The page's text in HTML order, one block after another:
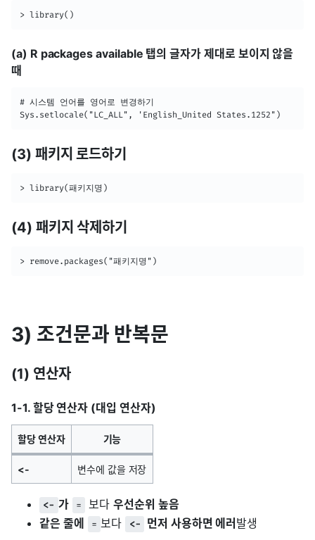
> library()
(a) R packages available 탭의 글자가 제대로 보이지 않을
때
# 시스템 언어를 영어로 변경하기
Sys.setlocale("LC_ALL", 'English_United States.1252")
(3) 패키지 로드하기
> library(패키지명)
(4) 패키지 삭제하기
> remove.packages("패키지명")
3) 조건문과 반복문
(1) 연산자
1-1. 할당 연산자 (대입 연산자)
할당 연산자 기능
<- 변수에 값을 저장
<- 가 = 보다우선순위 높음
같은 줄에
= 보다 <- 먼저 사용하면 에러 발생